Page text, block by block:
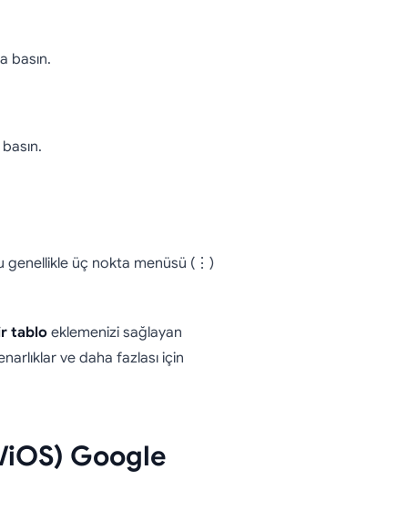
basın.
genellikle üç nokta menüsü (⋮)
tabloeklemenizi sağlayan
ve daha fazlası için
Google